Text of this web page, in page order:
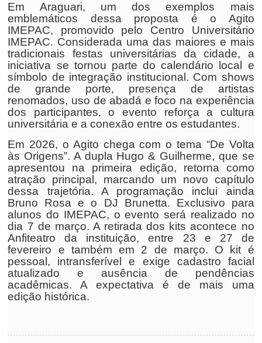
Em Araguari, um dos exemplos mais
emblemáticos dessa proposta é o Agito
IMEPAC, promovido pelo Centro Universitário
IMEPAC. Considerada uma das maiores e mais
tradicionais festas universitárias da cidade, a
iniciativa se tornou parte do calendário local e
símbolo de integração institucional. Com shows
de grande porte, presença de artistas
renomados, uso de abadá e foco na experiência
dos participantes, o evento reforça a cultura
universitária e a conexão entre os estudantes.
Em 2026, o Agito chega com o tema “De Volta
às Origens”. A dupla Hugo & Guilherme, que se
apresentou na primeira edição, retorna como
atração principal, marcando um novo capítulo
dessa trajetória. A programação inclui ainda
Bruno Rosa e o DJ Brunetta. Exclusivo para
alunos do IMEPAC, o evento será realizado no
dia 7 de março. A retirada dos kits acontece no
Anfiteatro da instituição, entre 23 e 27 de
fevereiro e também em 2 de março. O kit é
pessoal, intransferível e exige cadastro facial
atualizado e ausência de pendências
acadêmicas. A expectativa é de mais uma
edição histórica.